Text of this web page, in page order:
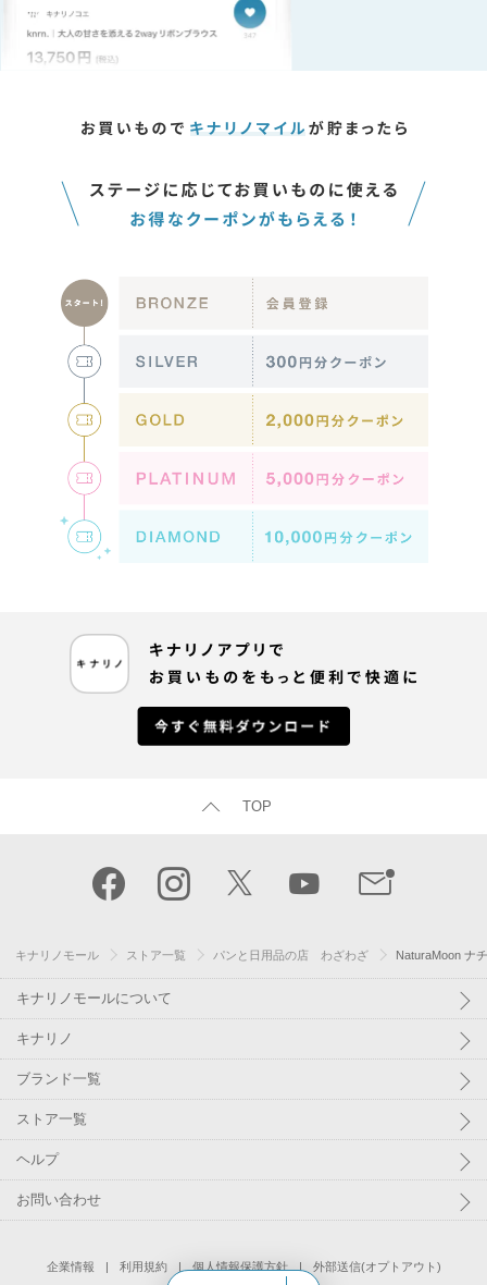
TOP
キナリノモール ストア一覧 パンと日用品の店 わざわざ NaturaMoon ナ
キナリノモールについて
キナリノ
ブランド一覧
ストア一覧
ヘルプ
お問い合わせ
企業情報 利用規約 個人情報保護方針 外部送信(オプトアウト)